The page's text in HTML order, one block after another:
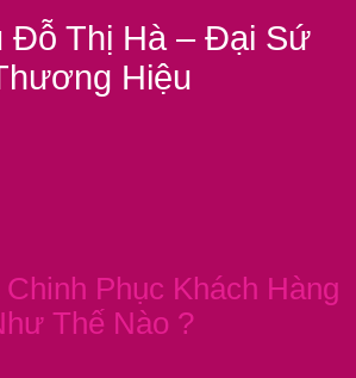
Đỗ Thị Hà – Đại Sứ
Hiệu
Phục Khách Hàng
Thế Nào ?